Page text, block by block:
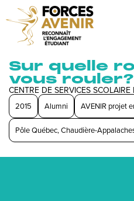
Sur quelle
vous rouler?
CENTRE DE SERVICES SCOLAIRE
2015 Alumni AVENIR projet
Pôle Québec, Chaudière-